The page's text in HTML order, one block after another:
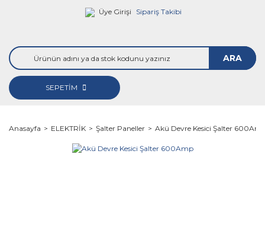
Üye Girişi Sipariş Takibi
ARA
SEPETİM
Anasayfa ELEKTRİK Şalter Paneller Akü Devre Kesici Şalter